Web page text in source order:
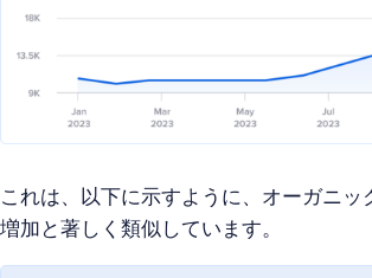
これは、以下に示すように、オーガニッ
増加と著しく類似しています。